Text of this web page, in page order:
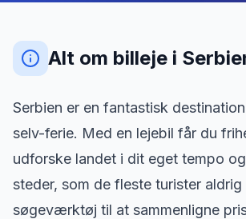
Alt om billeje i
Serbien er en fantastisk
selv-ferie. Med en lejebil får du
udforske landet i dit eget tempo
steder, som de fleste turister aldrig
søgeværktøj til at sammenligne